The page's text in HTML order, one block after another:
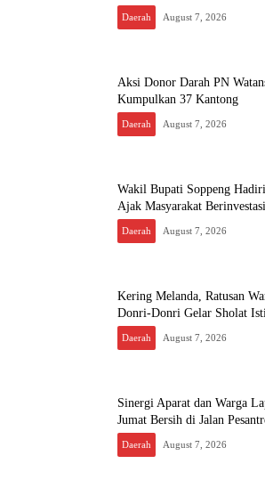
Daerah August 7, 2026
Aksi Donor Darah PN
Kumpulkan 37 Kantong
Daerah August 7, 2026
Wakil Bupati Soppeng
Ajak Masyarakat Berinvestasi
Daerah August 7, 2026
Kering Melanda, Ratusan
Donri-Donri Gelar Sholat
Daerah August 7, 2026
Sinergi Aparat dan Warga
Jumat Bersih di Jalan
Daerah August 7, 2026